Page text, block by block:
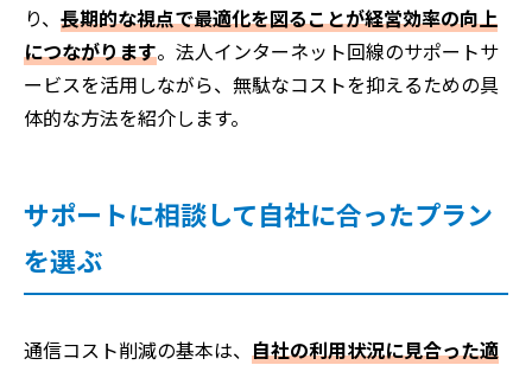
り、 長期的な視点で最適化を図ることが経営効率の向上
につながります。法人インターネット回線のサポートサ
ービスを活用しながら、無駄なコストを抑えるための具
体的な方法を紹介します。
サポートに相談して自社に合ったプラン
を選ぶ
通信コスト削減の基本は、 自社の利用状況に見合った適